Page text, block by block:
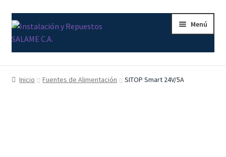
Ir
a
la
Ir
al
contenido
Menú
Inicio
Inicio Fuentes de Alimentación SITOP Smart 24V/5A